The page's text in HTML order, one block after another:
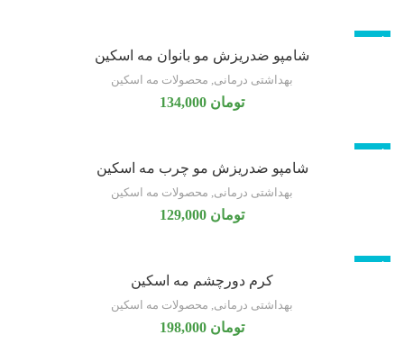
ناموجود
شامپو ضدریزش مو بانوان مه اسکین
بهداشتی درمانی, محصولات مه اسکین
تومان
ناموجود
شامپو ضدریزش مو چرب مه اسکین
بهداشتی درمانی, محصولات مه اسکین
تومان
ناموجود
کرم دورچشم مه اسکین
بهداشتی درمانی, محصولات مه اسکین
تومان